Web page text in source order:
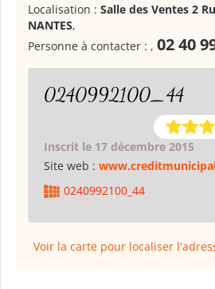
Localisation : Salle des Ventes 2
NANTES,
Personne à contacter : , 02 40
0240992100_44
Inscrit le 17 décembre 2015
Site web :
0240992100_44
Voir la carte pour localiser